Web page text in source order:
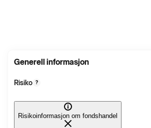
Generell informasjon
Risiko ?
Risikoinformasjon om fondshandel